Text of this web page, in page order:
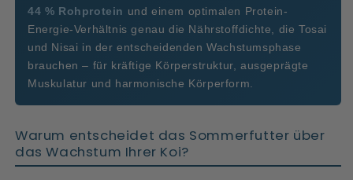
44 % Rohprotein und einem optimalen Protein-
Energie-Verhältnis genau die Nährstoffdichte, die Tosai
und Nisai in der entscheidenden Wachstumsphase
brauchen – für kräftige Körperstruktur, ausgeprägte
Muskulatur und harmonische Körperform.
Warum entscheidet das Sommerfutter über
das Wachstum Ihrer Koi?